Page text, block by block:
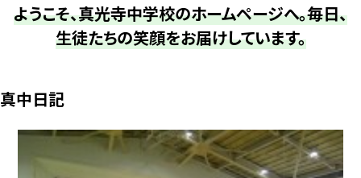
ようこそ、真光寺中学校のホームページへ。毎日、
生徒たちの笑顔をお届けしています。
真中日記